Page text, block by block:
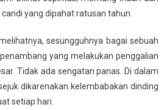
yang dipahat ratusan tahun.
sesungguhnya bagai sebuah
yang melakukan penggalian
Tidak ada sengatan panas. Di dalam
dikarenakan kelembabakan dinding
setiap hari.